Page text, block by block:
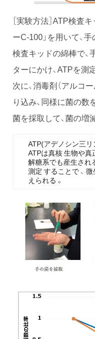
［実験方法］ATP検査
ーC-100」を用いて、
検査キッドの綿棒で、
ターにかけ、ATPを測
次に、消毒剤（アルコ
り込み、同様に菌の
菌を採取して、菌の増
ATP(アデノシン三リ
ATPは真核 生物や
解糖系でも産生され
測定 することで 、
えられる 。